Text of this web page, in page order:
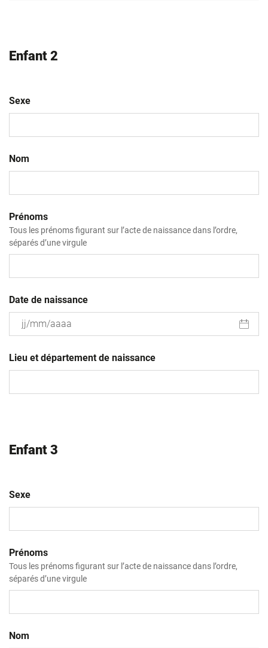
Enfant 2
Sexe
Nom
Prénoms
Tous les prénoms figurant sur l’acte de naissance dans l’ordre,
séparés d’une virgule
Date de naissance
slash
MM
Lieu et département de naissance
Enfant 3
Sexe
Prénoms
Tous les prénoms figurant sur l’acte de naissance dans l’ordre,
séparés d’une virgule
Nom